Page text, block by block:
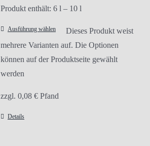
Produkt enthält: 6 l – 10 l
Ausführung wählen
Dieses Produkt weist
mehrere Varianten auf. Die Optionen
können auf der Produktseite gewählt
werden
zzgl. 0,08 € Pfand
Details